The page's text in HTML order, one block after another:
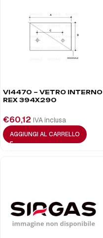
VI4470 – VETRO INTERNO
REX 394X290
€60,12 IVA inclusa
AGGIUNGI AL CARRELLO